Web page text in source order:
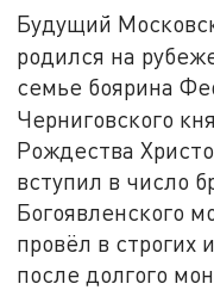
Будущий
родился на
семье боярина
Черниговского
Рождества
вступил в число
Богоявленского
провёл в строгих
после долгого